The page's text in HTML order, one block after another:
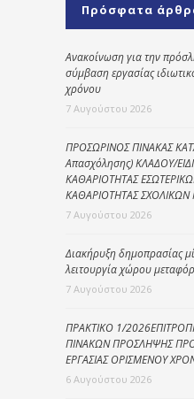
Πρόσφατα
Ανακοίνωση για την
σύμβαση εργασίας
χρόνου
7 Αυγούστου 2026
ΠΡΟΣΩΡΙΝΟΣ ΠΙΝΑΚΑΣ
Απασχόλησης) ΚΛΑΔΟΥ/
ΚΑΘΑΡΙΟΤΗΤΑΣ
ΚΑΘΑΡΙΟΤΗΤΑΣ
7 Αυγούστου 2026
Διακήρυξη δημοπρασίας
λειτουργία χώρου
7 Αυγούστου 2026
ΠΡΑΚΤΙΚΟ 1/
ΠΙΝΑΚΩΝ ΠΡΟΣΛΗΨΗΣ
ΕΡΓΑΣΙΑΣ ΟΡΙΣΜΕΝΟΥ
6 Αυγούστου 2026